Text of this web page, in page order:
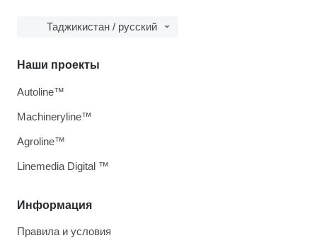
Таджикистан / русский
Информация
Правила и условия
Наши проекты
Autoline™
Machineryline™
Agroline™
Linemedia Digital ™